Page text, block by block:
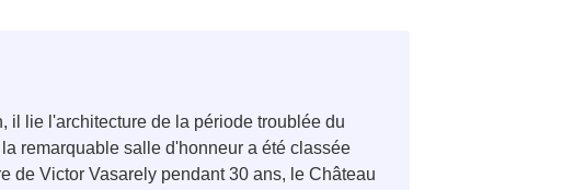
il lie l'architecture de la période troublée du
remarquable salle d'honneur a été classée
de Victor Vasarely pendant 30 ans, le Château